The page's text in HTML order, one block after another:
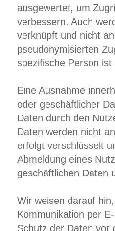
ausgewertet, um
verbessern. Auch
verknüpft und nicht
pseudonymisierten
spezifische Person
Eine Ausnahme
oder geschäftlicher
Daten durch den
Daten werden nicht
erfolgt verschlüsselt
Abmeldung eines
geschäftlichen Daten
Wir weisen darauf
Kommunikation per
Schutz der Daten vor